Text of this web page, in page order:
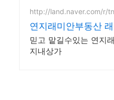
http://land.naver.com/r/
연지래미안부동산
믿고 맡길수있는 연지래미안부동산 매매.임대 매물 다량보유 1게이트정문단
지내상가